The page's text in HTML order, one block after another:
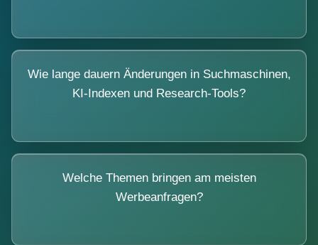
Wie lange dauern Änderungen in Suchmaschinen,
KI-Indexen und Research-Tools?
Welche Themen bringen am meisten
Werbeanfragen?